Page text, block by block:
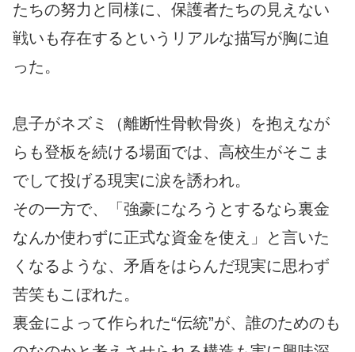
たちの努力と同様に、保護者たちの見えない
戦いも存在するというリアルな描写が胸に迫
った。
息子がネズミ（離断性骨軟骨炎）を抱えなが
らも登板を続ける場面では、高校生がそこま
でして投げる現実に涙を誘われ。
その一方で、「強豪になろうとするなら裏金
なんか使わずに正式な資金を使え」と言いた
くなるような、矛盾をはらんだ現実に思わず
苦笑もこぼれた。
裏金によって作られた“伝統”が、誰のためのも